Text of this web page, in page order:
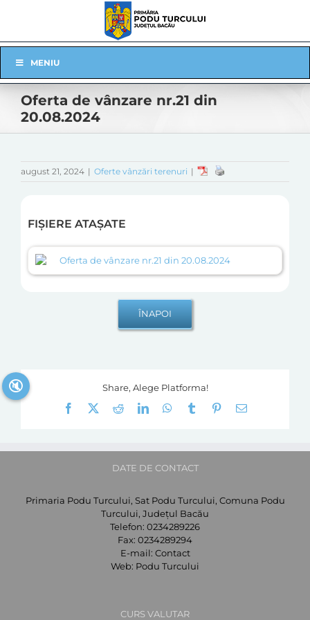
Navigation
MENIU
Oferta de vânzare nr.21 din
20.08.2024
august 21, 2024 | Oferte vânzări terenuri |
FIȘIERE ATAȘATE
Oferta de vânzare nr.21 din 20.08.2024
Share, Alege Platforma!
Facebook
RedditLinkedInWhatsApp
Tumblr Pinterest
E-
DATE DE CONTACT
Primaria Podu Turcului, Sat Podu Turcului, Comuna Podu
Turcului, Județul Bacău
Telefon: 0234289226
Fax: 0234289294
E-mail: Contact
Web: Podu Turcului
CURS VALUTAR
🔇